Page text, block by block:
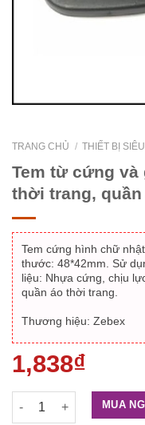
TRANG CHỦ / THIẾT BỊ SIÊU
Tem từ cứng và
thời trang, quần
Tem cứng hình chữ
thước: 48*42mm. Sử
liệu: Nhựa cứng, chịu
quần áo thời trang.
Thương hiệu: Zebex
1,838₫
Tem từ cứng và ghim
MUA